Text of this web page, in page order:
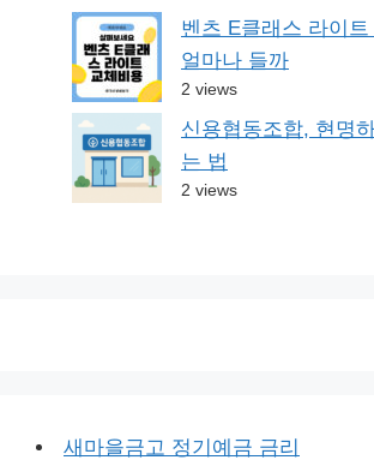
벤츠 E클래스 라이
얼마나 들까
2 views
신용협동조합, 현명
는 법
2 views
새마을금고 정기예금 금리